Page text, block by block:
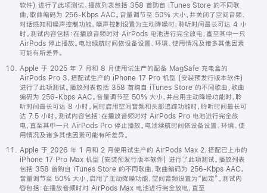
软件) 进行了此项测试。播放列表包括 358 首购自 iTunes Store 的不同歌
曲，歌曲编码为 256-Kbps AAC。音量调节至 50% 大小，并关闭了空间音频、
对话感知和噪声控制功能。噪声控制设置为主动降噪时，聆听时间最长可达 4 小
时。测试内容包括：在播放音频时对 AirPods 电池进行完全放电，直至其中一只
AirPods 停止播放。电池续航时间依设备设置、环境、使用情况及诸多其他因素
可能有所差异。
Apple 于 2025 年 7 月和 8 月使用试生产的配备 MagSafe 充电盒的
AirPods Pro 3，搭配试生产的 iPhone 17 Pro 机型 (安装预发行版本软件)
进行了此项测试。播放列表包括 358 首购自 iTunes Store 的不同歌曲，歌曲
编码为 256-Kbps AAC。音量调节至 50% 大小，并启用主动降噪功能时，聆
听时间最长可达 8 小时。同时启用空间音频和头部追踪功能时，聆听时间最长可
达 7.5 小时。测试内容包括：在播放音频时对 AirPods Pro 电池进行完全放
电，直至其中一只 AirPods Pro 停止播放。电池续航时间依设备设置、环境、使
用情况及诸多其他因素可能有所差异。
Apple 于 2026 年 1 月和 2 月使用试生产的 AirPods Max 2，搭配已上市的
iPhone 17 Pro Max 机型 (安装预发行版本软件) 进行了此项测试。播放列表
包括 358 首购自 iTunes Store 的不同歌曲，歌曲编码为 256-Kbps AAC。
音量调节至 50% 大小，启用了主动降噪功能，空间音频设置为“固定”。测试内
容包括：在播放音频时对 AirPods Max 电池进行完全放电，直至